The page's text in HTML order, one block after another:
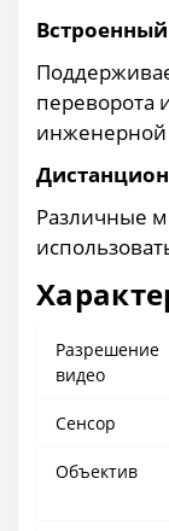
переворота
инженерной
Различные
Разрешение
видео
Сенсор
Объектив